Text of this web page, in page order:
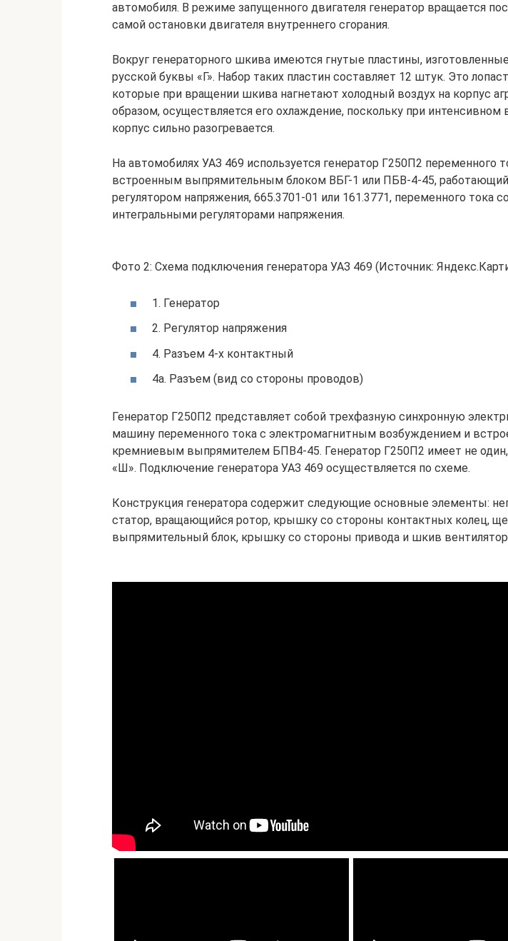
автомобиля. В режиме запущенного двигателя генератор вращается
самой остановки двигателя внутреннего сгорания.
Вокруг генераторного шкива имеются гнутые пластины,
русской буквы «Г». Набор таких пластин составляет 12 штук. Это
которые при вращении шкива нагнетают холодный воздух на корпус
образом, осуществляется его охлаждение, поскольку при интенсивном
корпус сильно разогревается.
На автомобилях УАЗ 469 используется генератор Г250П2 переменного
встроенным выпрямительным блоком ВБГ-1 или ПБВ-4-45,
регулятором напряжения, 665.3701-01 или 161.3771, переменного тока
интегральными регуляторами напряжения.
Фото 2: Схема подключения генератора УАЗ 469 (Источник:
1. Генератор
2. Регулятор напряжения
4. Разъем 4-х контактный
4а. Разъем (вид со стороны проводов)
Генератор Г250П2 представляет собой трехфазную синхронную
машину переменного тока с электромагнитным возбуждением и
кремниевым выпрямителем БПВ4-45. Генератор Г250П2 имеет не
«Ш». Подключение генератора УАЗ 469 осуществляется по схеме.
Конструкция генератора содержит следующие основные элементы:
статор, вращающийся ротор, крышку со стороны контактных колец,
выпрямительный блок, крышку со стороны привода и шкив